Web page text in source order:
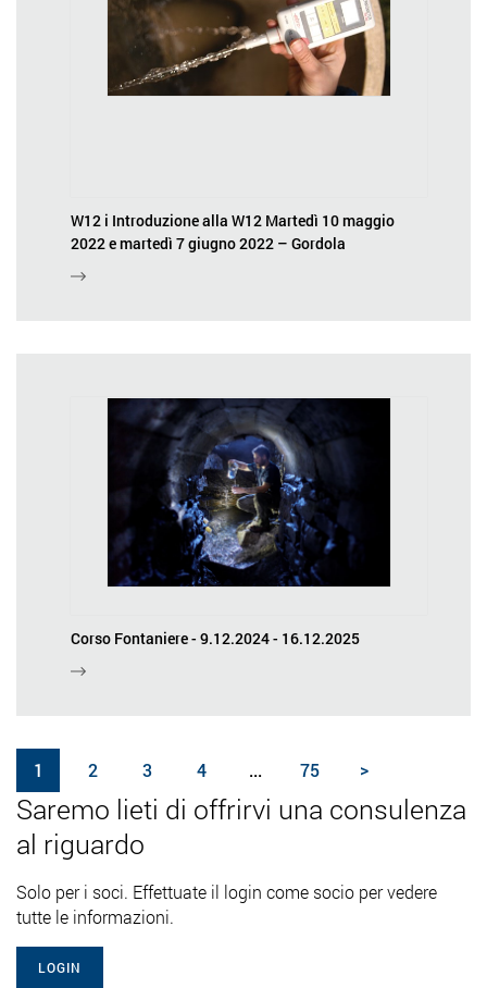
W12 i Introduzione alla W12 Martedì 10 maggio
2022 e martedì 7 giugno 2022 – Gordola
Corso Fontaniere - 9.12.2024 - 16.12.2025
1 2 3 4 ... 75 >
Saremo lieti di offrirvi una consulenza
al riguardo
Solo per i soci. Effettuate il login come socio per vedere
tutte le informazioni.
LOGIN